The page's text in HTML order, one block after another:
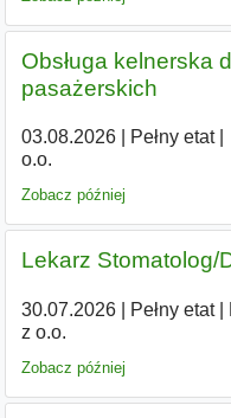
Obsługa kelnerska
pasażerskich
03.08.2026| Pełny etat|
o.o.
Zobacz później
Lekarz Stomatolog/
30.07.2026| Pełny etat|
z o.o.
Zobacz później